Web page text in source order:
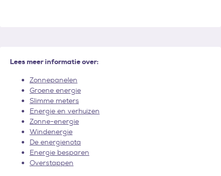
Lees meer informatie over:
Zonnepanelen
Groene energie
Slimme meters
Energie en verhuizen
Zonne-energie
Windenergie
De energienota
Energie besparen
Overstappen